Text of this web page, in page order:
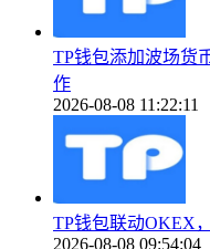
TP钱包添加波场货
作
2026-08-08 11:22:11
TP钱包联动OKEX
2026-08-08 09:54:04